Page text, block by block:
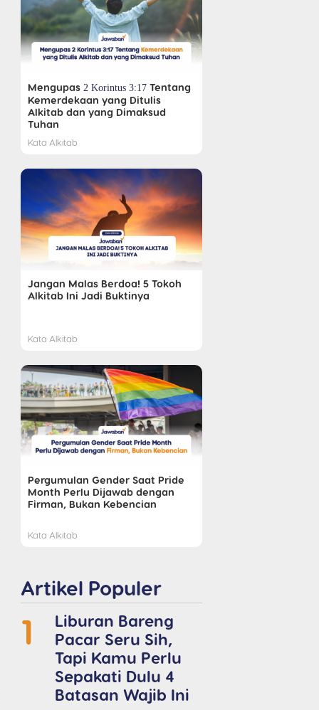
Mengupas 2 Korintus 3:17Tentang
Kemerdekaan yang Ditulis
Alkitab dan yang Dimaksud
Tuhan
Kata Alkitab
Jangan Malas Berdoa! 5 Tokoh
Alkitab Ini Jadi Buktinya
Kata Alkitab
Pergumulan Gender Saat Pride
Month Perlu Dijawab dengan
Firman, Bukan Kebencian
Kata Alkitab
Artikel Populer
1
Liburan Bareng
Pacar Seru Sih,
Tapi Kamu Perlu
Sepakati Dulu 4
Batasan Wajib Ini